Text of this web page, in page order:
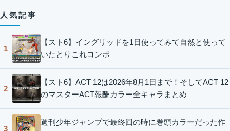
人気記事
1
【スト6】イングリッドを1日使ってみて自然と使って
いたとりこれコンボ
2
【スト6】ACT 12は2026年8月1日まで！そしてACT 12
のマスターACT報酬カラー全キャラまとめ
3
週刊少年ジャンプで最終回の時に巻頭カラーだった作